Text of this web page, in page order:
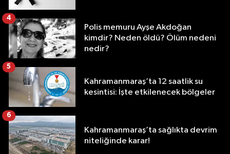
Polis memuru Ayşe Akdoğan
kimdir? Neden öldü? Ölüm nedeni
nedir?
4
Kahramanmaraş’ta 12 saatlik su
kesintisi: İşte etkilenecek bölgeler
5
Kahramanmaraş’ta sağlıkta devrim
niteliğinde karar!
6